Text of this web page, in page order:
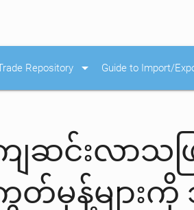
Repository arrow_drop_down Guide to Import/
င်းလာသဖ
မုန့်များကို